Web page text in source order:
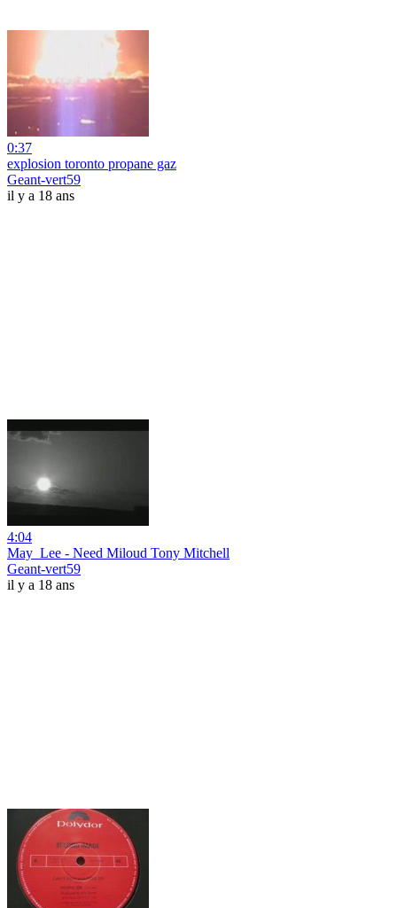
0:37
explosion toronto propane gaz
Geant-vert59
il y a 18 ans
4:04
May_Lee - Need Miloud Tony Mitchell
Geant-vert59
il y a 18 ans